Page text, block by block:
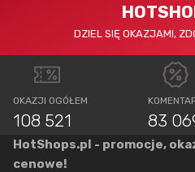
DZIEL SIĘ OKAZJAMI,
OKAZJI OGÓŁEM
108 521 83
HotShops.pl - promocje,
cenowe!